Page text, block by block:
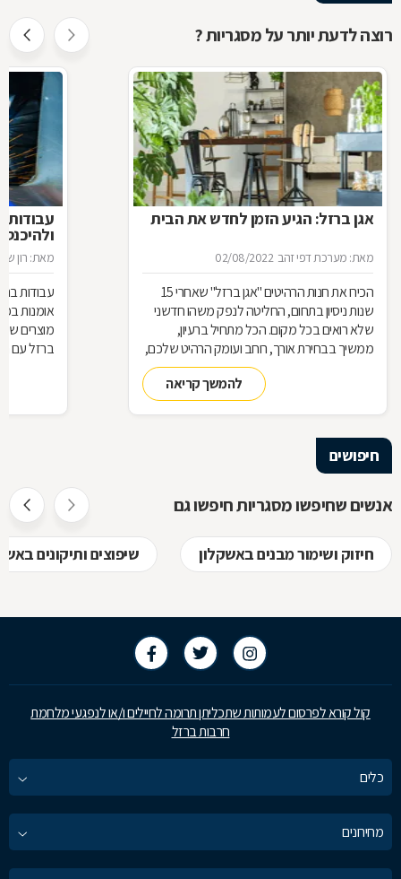
רוצה לדעת יותר על מסגריות ?
אגן ברזל: הגיע הזמן לחדש את הבית
מאת: מערכת דפי זהב 02/08/2022
הכירו את חנות הרהיטים ''אגן ברזל'' שאחרי 15
שנות ניסיון בתחום, החליטה לנפק משהו חדשני
שלא רואים בכל מקום. הכל מתחיל ברעיון,
ממשיך בבחירת אורך, רוחב ועומק הרהיט שלכם,
ממשיך בייצור מקורי ממיטב חומרי הגלם ומסתיים
ביצירת הפתרון המרשים והמעשי ביותר עבורכם
להמשך קריאה
עבודות
מאת: רון
עבודות
אומנות
מוצרים
ברזל עם
חיפושים
אנשים שחיפשו מסגריות חיפשו גם
חיזוק ושימור מבנים באשקלון שיפוצים ותיקונים
קול קורא לפרסום לעמותות שתכליתן תרומה לחיילים ו/או לנפגעי מלחמת
חרבות ברזל
כלים
מחירונים